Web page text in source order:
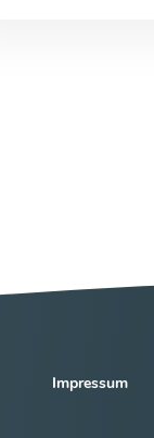
Impressum